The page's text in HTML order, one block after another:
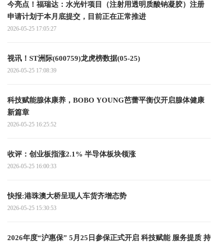
今亮点！福瑞达：水光针项目（注射用透明质酸钠凝胶）注册
申请计划于本月底提交，目前正在正常推进
2026-05-25 17:05:27
视讯！ST洲际(600759)龙虎榜数据(05-25)
2026-05-25 17:08:39
科技赋能腺体康养，BOBO YOUNG芭蕾平衡仪开启腺体健康
新篇章
2026-05-25 16:25:52
收评：创业板指涨2.1% 半导体板块领涨
2026-05-25 16:00:33
快报:港珠澳大桥呈现人车货齐增态势
2026-05-25 15:30:53
2026年度“沪惠保” 5月25日参保正式开启 科技赋能 服务提质 持